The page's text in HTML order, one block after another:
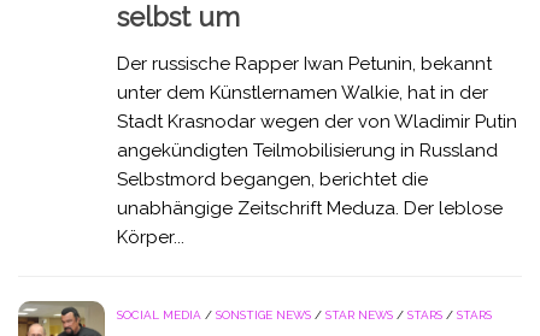
selbst um
Der russische Rapper Iwan Petunin, bekannt
unter dem Künstlernamen Walkie, hat in der
Stadt Krasnodar wegen der von Wladimir Putin
angekündigten Teilmobilisierung in Russland
Selbstmord begangen, berichtet die
unabhängige Zeitschrift Meduza. Der leblose
Körper...
SOCIAL MEDIA / SONSTIGE NEWS / STAR NEWS / STARS / STARS